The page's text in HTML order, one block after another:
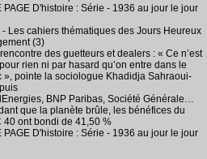
PAGE D'histoire : Série - 1936 au jour le jour
- Les cahiers thématiques des Jours Heureux
(3)
des guetteurs et dealers : « Ce n’est
rien ni par hasard qu’on entre dans le
», pointe la sociologue Khadidja Sahraoui-
BNP Paribas, Société Générale…
que la planète brûle, les bénéfices du
40 ont bondi de 41,50 %
PAGE D'histoire : Série - 1936 au jour le jour